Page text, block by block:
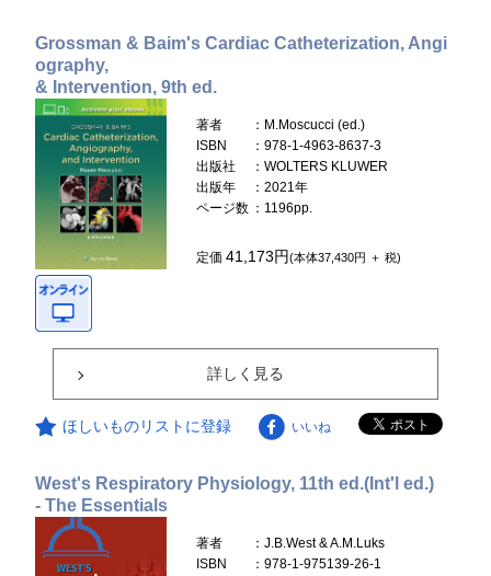
Grossman & Baim's Cardiac Catheterization, Angi
ography,
& Intervention, 9th ed.
著者
：M.Moscucci (ed.)
ISBN
：978-1-4963-8637-3
出版社
：WOLTERS KLUWER
出版年
：2021年
ページ数 ：1196pp.
定価41,173円(本体37,430円 ＋ 税)
詳しく見る
ほしいものリストに登録 いいね
West's Respiratory Physiology, 11th ed.(Int'l ed.)
- The Essentials
著者
：J.B.West & A.M.Luks
ISBN
：978-1-975139-26-1